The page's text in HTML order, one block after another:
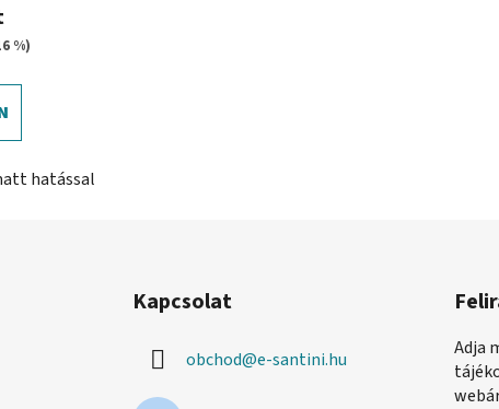
%)
hatással
Kapcsolat
obchod@e-santini.hu
Adja